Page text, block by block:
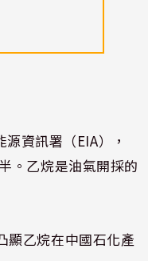
源資訊署（EIA），
。乙烷是油氣開採的
顯乙烷在中國石化產